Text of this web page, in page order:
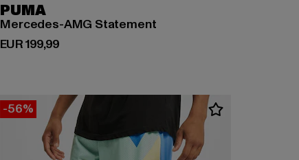
PUMA
Mercedes-AMG Statement
EUR 199,99
Derzeitiger Preis: EUR 199,99
-56%